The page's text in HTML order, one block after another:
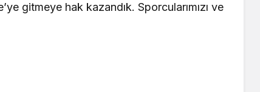
gitmeye hak kazandık. Sporcularımızı ve